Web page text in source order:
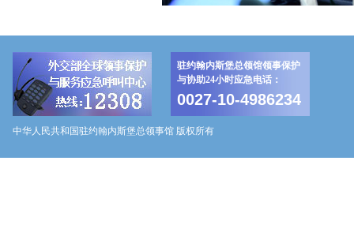
驻约翰内斯堡总领馆领事保护
与协助24小时应急电话：
0027-10-4986234
中华人民共和国驻约翰内斯堡总领事馆 版权所有